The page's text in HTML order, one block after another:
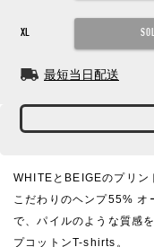
XL
最短当日配送
WHITEとBEIGEのプリン
こだわりのヘンプ55% オ
で、パイルのような質感
プコットンT-shirts。